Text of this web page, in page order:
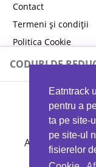
Eatntrack
pentru a
ta pe site-
pe site-ul
fisierelor
Contact
Termeni și condiții
Politica Cookie
Politica de
CODURI DE
Ai 40%